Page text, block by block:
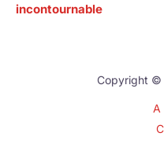
incontournable
Copyright ©
A